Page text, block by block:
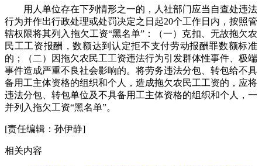
用人单位存在下列情形之一的，人社部门应当自查处违法
行为并作出行政处理或处罚决定之日起20个工作日内，按照管
辖权限将其列入拖欠工资“黑名单”：（一）克扣、无故拖欠农
民工工资报酬，数额达到认定拒不支付劳动报酬罪数额标准
的；（二）因拖欠农民工工资违法行为引发群体性事件、极端
事件造成严重不良社会影响的。将劳务违法分包、转包给不具
备用工主体资格的组织和个人，造成拖欠农民工工资的，应将
违法分包、转包单位及不具备用工主体资格的组织和个人，一
并列入拖欠工资“黑名单”。
[责任编辑：孙伊静]
相关内容